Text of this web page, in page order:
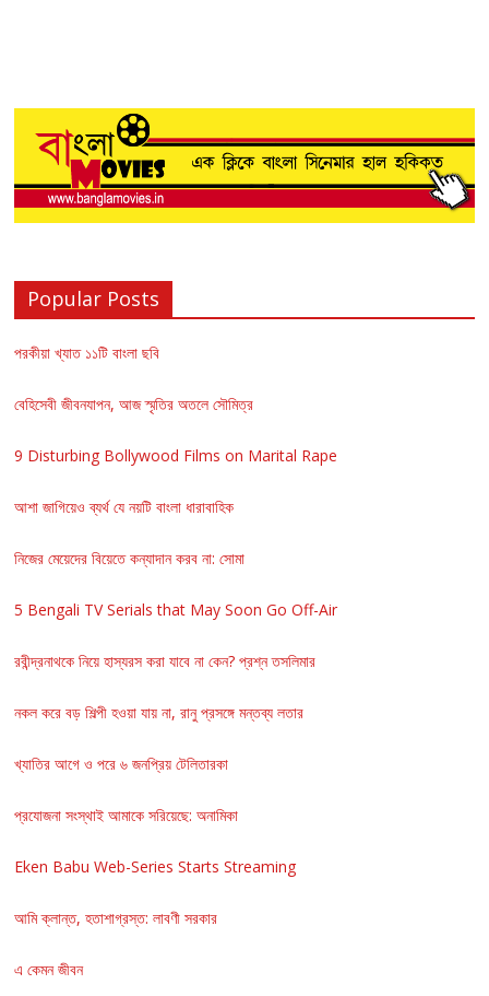
Popular Posts
পরকীয়া খ্যাত ১১টি বাংলা ছবি
বেহিসেবী জীবনযাপন, আজ স্মৃতির অতলে সৌমিত্র
9 Disturbing Bollywood Films on Marital Rape
আশা জাগিয়েও ব্যর্থ যে নয়টি বাংলা ধারাবাহিক
নিজের মেয়েদের বিয়েতে কন্যাদান করব না: সোমা
5 Bengali TV Serials that May Soon Go Off-Air
রবীন্দ্রনাথকে নিয়ে হাস্যরস করা যাবে না কেন? প্রশ্ন তসলিমার
নকল করে বড় শিল্পী হওয়া যায় না, রানু প্রসঙ্গে মন্তব্য লতার
খ্যাতির আগে ও পরে ৬ জনপ্রিয় টেলিতারকা
প্রযোজনা সংস্থাই আমাকে সরিয়েছে: অনামিকা
Eken Babu Web-Series Starts Streaming
আমি ক্লান্ত, হতাশাগ্রস্ত: লাবণী সরকার
এ কেমন জীবন